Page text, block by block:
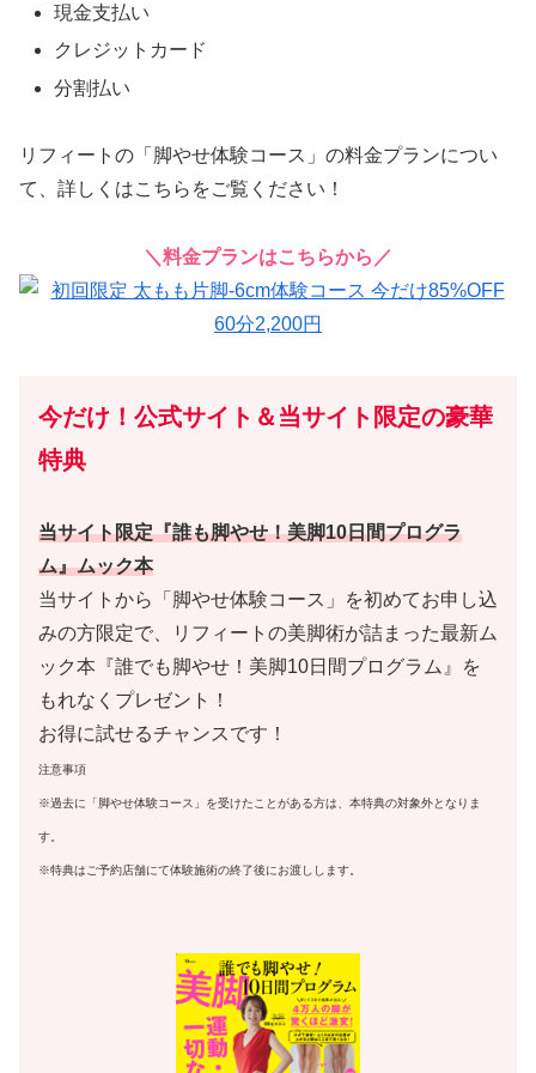
現金支払い
クレジットカード
分割払い
リフィートの「脚やせ体験コース」の料金プランについ
て、詳しくはこちらをご覧ください！
＼料金プランはこちらから／
今だけ！公式サイト＆当サイト限定の豪華
特典
当サイト限定『誰も脚やせ！美脚10日間プログラ
ム』ムック本
当サイトから「脚やせ体験コース」を初めてお申し込
みの方限定で、リフィートの美脚術が詰まった最新ム
ック本『誰でも脚やせ！美脚10日間プログラム』を
もれなくプレゼント！
お得に試せるチャンスです！
注意事項
※過去に「脚やせ体験コース」を受けたことがある方は、本特典の対象外となりま
す。
※特典はご予約店舗にて体験施術の終了後にお渡しします。